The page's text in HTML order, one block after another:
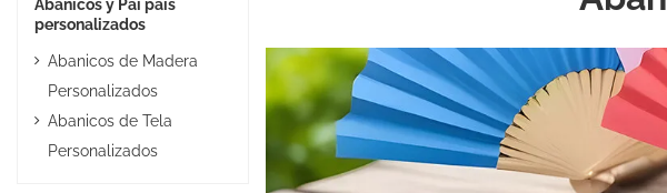
Abanicos y Pai pais
personalizados
Abanicos de Madera
Personalizados
Abanicos de Tela
Personalizados